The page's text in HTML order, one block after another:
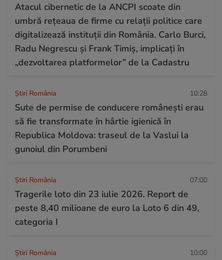
Atacul cibernetic de la ANCPI scoate din
umbră rețeaua de firme cu relații politice care
digitalizează instituții din România. Carlo Burci,
Radu Negrescu și Frank Timiș, implicați în
„dezvoltarea platformelor” de la Cadastru
Știri România 10:28
Sute de permise de conducere românești erau
să fie transformate în hârtie igienică în
Republica Moldova: traseul de la Vaslui la
gunoiul din Porumbeni
Știri România 07:00
Tragerile loto din 23 iulie 2026. Report de
peste 8,40 milioane de euro la Loto 6 din 49,
categoria I
Știri România 10:00